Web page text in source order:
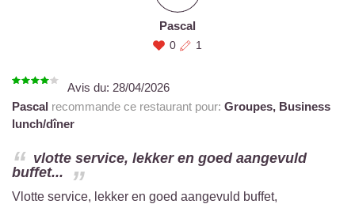
Pascal
0 1
Avis du: 28/04/2026
Pascal recommande ce restaurant pour: Groupes, Business
lunch/dîner
vlotte service, lekker en goed aangevuld
buffet...
Vlotte service, lekker en goed aangevuld buffet,